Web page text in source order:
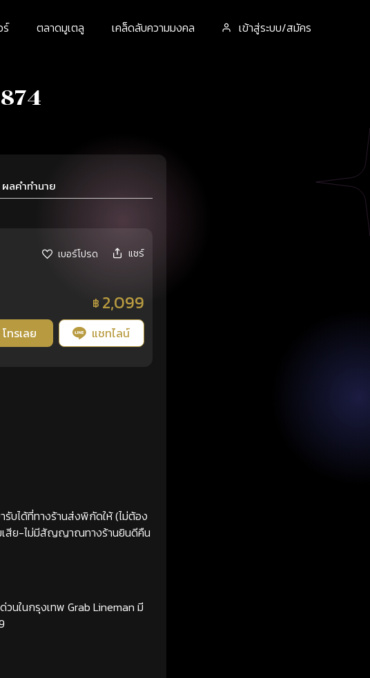
ร์ ตลาดมูเตลู เคล็ดลับความมงคล เข้าสู่ระบบ/สมัคร
ผลคำทำนาย
เบอร์โปรด แชร์
฿ 2,099
โทรเลย แชทไลน์
บได้ที่ทางร้านส่งพิกัดให้ (ไม่ต้อง
เสีย-ไม่มีสัญญาณทางร้านยินดีคืน
วนในกรุงเทพ Grab Lineman มี